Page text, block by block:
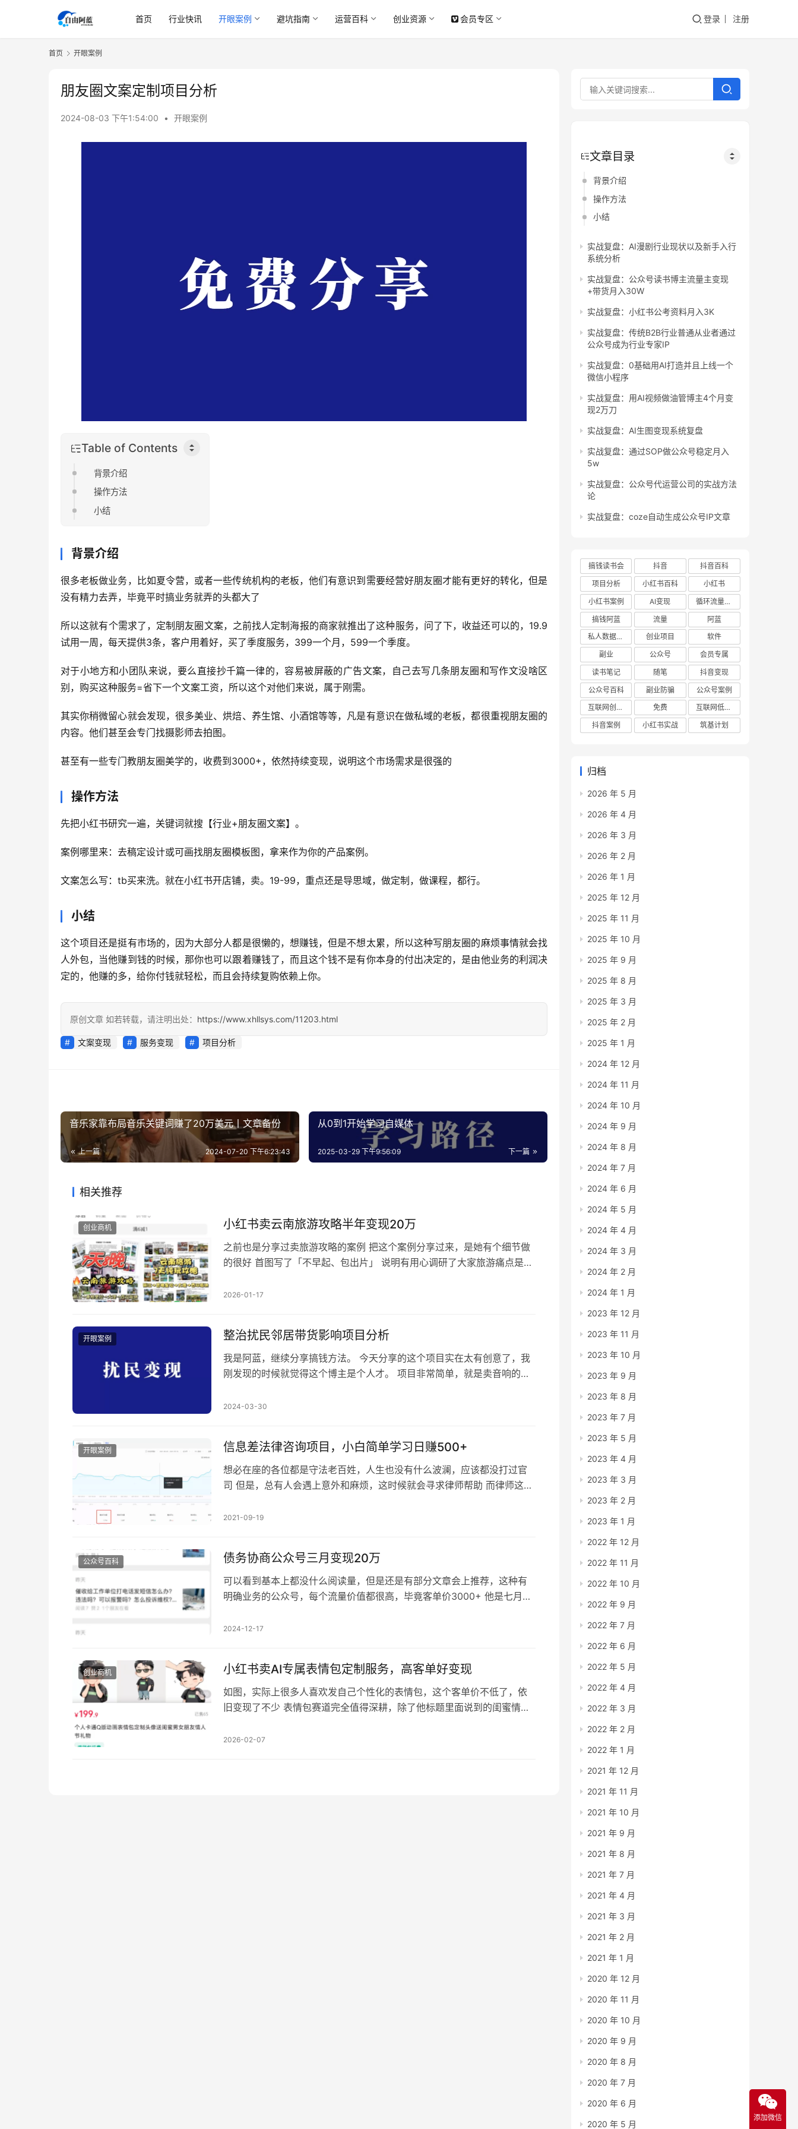
首页 行业快讯 开眼案例 避坑指南 运营百科 创业资源 会员专区 登录 注册
首页 开眼案例
朋友圈文案定制项目分析
2024-08-03 下午1:54:00 • 开眼案例
Table of Contents
背景介绍
操作方法
小结
背景介绍
很多老板做业务，比如夏令营，或者一些传统机构的老板，他们有意识到需要经营好朋友圈才能有更好的转化，但是
没有精力去弄，毕竟平时搞业务就弄的头都大了
所以这就有个需求了，定制朋友圈文案，之前找人定制海报的商家就推出了这种服务，问了下，收益还可以的，19.9
试用一周，每天提供3条，客户用着好，买了季度服务，399一个月，599一个季度。
对于小地方和小团队来说，要么直接抄千篇一律的，容易被屏蔽的广告文案，自己去写几条朋友圈和写作文没啥区
别，购买这种服务=省下一个文案工资，所以这个对他们来说，属于刚需。
其实你稍微留心就会发现，很多美业、烘焙、养生馆、小酒馆等等，凡是有意识在做私域的老板，都很重视朋友圈的
内容。他们甚至会专门找摄影师去拍图。
甚至有一些专门教朋友圈美学的，收费到3000+，依然持续变现，说明这个市场需求是很强的
操作方法
先把小红书研究一遍，关键词就搜【行业+朋友圈文案】。
案例哪里来：去稿定设计或可画找朋友圈模板图，拿来作为你的产品案例。
文案怎么写：tb买来洗。就在小红书开店铺，卖。19-99，重点还是导思域，做定制，做课程，都行。
小结
这个项目还是挺有市场的，因为大部分人都是很懒的，想赚钱，但是不想太累，所以这种写朋友圈的麻烦事情就会找
人外包，当他赚到钱的时候，那你也可以跟着赚钱了，而且这个钱不是有你本身的付出决定的，是由他业务的利润决
定的，他赚的多，给你付钱就轻松，而且会持续复购依赖上你。
原创文章 如若转载，请注明出处： https://www.xhllsys.com/11203.html
文案变现 服务变现 项目分析
音乐家靠布局音乐关键词赚了20万美元丨文章备份
上一篇 2024-07-20 下午6:23:43
从0到1开始学习自媒体
下一篇
2025-03-29 下午9:56:09
相关推荐
创业商机 小红书卖云南旅游攻略半年变现20万
之前也是分享过卖旅游攻略的案例 把这个案例分享过来，是她有个细节做
的很好 首图写了「不早起、包出片」 说明有用心调研了大家旅游痛点是什
针对性优化，自然卖的也是不错的 我看到有的文章说什么用AI整理一下就
2026-01-17
开眼案例 整治扰民邻居带货影响项目分析
我是阿蓝，继续分享搞钱方法。 今天分享的这个项目实在太有创意了，我
刚发现的时候就觉得这个博主是个人才。 项目非常简单，就是卖音响的，
起，一千多粉就小赚2000+，如图 搞钱思路 你可能会觉得这玩意赚不了那
2024-03-30
开眼案例 信息差法律咨询项目，小白简单学习日赚500+
想必在座的各位都是守法老百姓，人生也没有什么波澜，应该都没打过官
司 但是，总有人会遇上意外和麻烦，这时候就会寻求律师帮助 而律师这个
是法律咨询这个项目，先来看看法律咨询的每日搜索量，每天有1700+人
2021-09-19
公众号百科 债务协商公众号三月变现20万
可以看到基本上都没什么阅读量，但是还是有部分文章会上推荐，这种有
明确业务的公众号，每个流量价值都很高，毕竟客单价3000+ 他是七月份
贷停催缓催】极融借款(你我贷)逾期了怎么办?上征信、被收如何应对?能否
2024-12-17
创业商机 小红书卖AI专属表情包定制服务，高客单好变现
如图，实际上很多人喜欢发自己个性化的表情包，这个客单价不低了，依
旧变现了不少 表情包赛道完全值得深耕，除了他标题里面说到的闺蜜情侣
沟通的时候用自己企业专属表情包，这个客单价就可以更高一些了 那我们
2026-02-07
文章目录
背景介绍
操作方法
小结
实战复盘：AI漫剧行业现状以及新手入行
系统分析
实战复盘：公众号读书博主流量主变现
+带货月入30W
实战复盘：小红书公考资料月入3K
实战复盘：传统B2B行业普通从业者通过
公众号成为行业专家IP
实战复盘：0基础用AI打造并且上线一个
微信小程序
实战复盘：用AI视频做油管博主4个月变
现2万刀
实战复盘：AI生图变现系统复盘
实战复盘：通过SOP做公众号稳定月入
5w
实战复盘：公众号代运营公司的实战方法
论
实战复盘：coze自动生成公众号IP文章
搞钱读书会 抖音
抖音百科
项目分析
小红书百科
小红书
小红书案例
AI变现
循环流量实验室
搞钱阿蓝
流量
阿蓝
私人数据库项目
创业项目
软件
副业
公众号
会员专属
读书笔记
随笔
抖音变现
公众号百科
副业防骗
公众号案例
互联网创业项目
免费
互联网低成本创业项目
抖音案例
小红书实战 筑基计划
归档
2026 年 5 月
2026 年 4 月
2026 年 3 月
2026 年 2 月
2026 年 1 月
2025 年 12 月
2025 年 11 月
2025 年 10 月
2025 年 9 月
2025 年 8 月
2025 年 3 月
2025 年 2 月
2025 年 1 月
2024 年 12 月
2024 年 11 月
2024 年 10 月
2024 年 9 月
2024 年 8 月
2024 年 7 月
2024 年 6 月
2024 年 5 月
2024 年 4 月
2024 年 3 月
2024 年 2 月
2024 年 1 月
2023 年 12 月
2023 年 11 月
2023 年 10 月
2023 年 9 月
2023 年 8 月
2023 年 7 月
2023 年 5 月
2023 年 4 月
2023 年 3 月
2023 年 2 月
2023 年 1 月
2022 年 12 月
2022 年 11 月
2022 年 10 月
2022 年 9 月
2022 年 7 月
2022 年 6 月
2022 年 5 月
2022 年 4 月
2022 年 3 月
2022 年 2 月
2022 年 1 月
2021 年 12 月
2021 年 11 月
2021 年 10 月
2021 年 9 月
2021 年 8 月
2021 年 7 月
2021 年 4 月
2021 年 3 月
2021 年 2 月
2021 年 1 月
2020 年 12 月
2020 年 11 月
2020 年 10 月
2020 年 9 月
2020 年 8 月
2020 年 7 月
2020 年 6 月
2020 年 5 月
添加微信